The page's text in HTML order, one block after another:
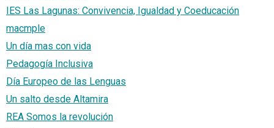
IES Las Lagunas: Convivencia, Igualdad y Coeducación
macmple
Un día mas con vida
Pedagogía Inclusiva
Día Europeo de las Lenguas
Un salto desde Altamira
REA Somos la revolución